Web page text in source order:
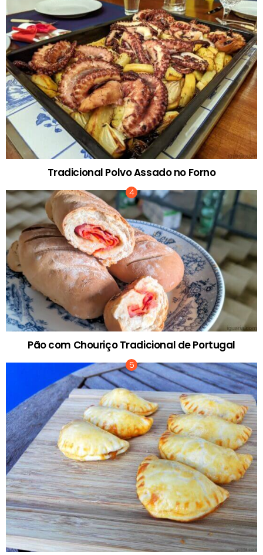
Tradicional Polvo Assado no Forno
Pão com Chouriço Tradicional de Portugal